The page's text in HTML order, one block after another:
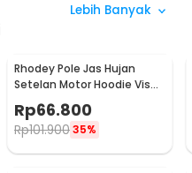
Lebih Banyak
Rhodey Pole Jas Hujan
Setelan Motor Hoodie Visor
Raincoat Waterproof XXL -
ZY-10
Rp66.800
Rp101.90035%